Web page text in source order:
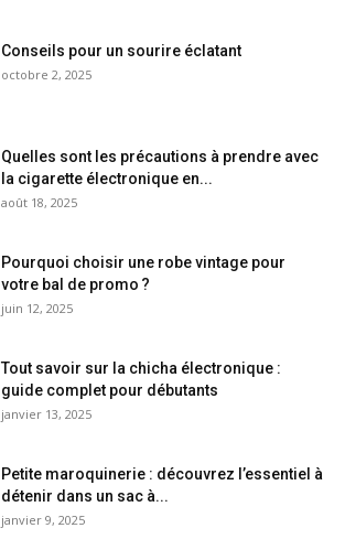
Conseils pour un sourire éclatant
octobre 2, 2025
Quelles sont les précautions à prendre avec
la cigarette électronique en...
août 18, 2025
Pourquoi choisir une robe vintage pour
votre bal de promo ?
juin 12, 2025
Tout savoir sur la chicha électronique :
guide complet pour débutants
janvier 13, 2025
Petite maroquinerie : découvrez l’essentiel à
détenir dans un sac à...
janvier 9, 2025